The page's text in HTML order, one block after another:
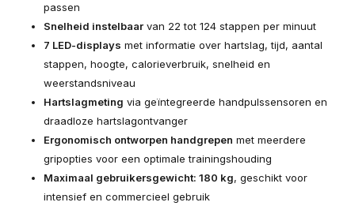
passen
Snelheid instelbaar van 22 tot 124 stappen per minuut
7 LED-displays met informatie over hartslag, tijd, aantal
stappen, hoogte, calorieverbruik, snelheid en
weerstandsniveau
Hartslagmeting via geïntegreerde handpulssensoren en
draadloze hartslagontvanger
Ergonomisch ontworpen handgrepen met meerdere
gripopties voor een optimale trainingshouding
Maximaal gebruikersgewicht: 180 kg, geschikt voor
intensief en commercieel gebruik